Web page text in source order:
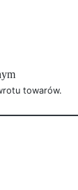
towarów.